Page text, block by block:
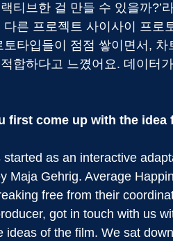
티브한 걸 만들 수 있을까?’
다른 프로젝트 사이사이 프
토타입들이 점점 쌓이면서,
합하다고 느꼈어요. 데이터
first come up with the idea
started as an interactive
Maja Gehrig. Average
free from their
got in touch with us
ideas of the film. We sat